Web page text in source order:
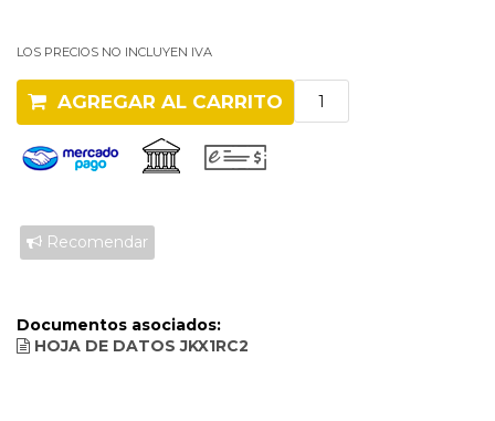
LOS PRECIOS NO INCLUYEN IVA
AGREGAR AL CARRITO
Recomendar
Documentos asociados:
HOJA DE DATOS JKX1RC2